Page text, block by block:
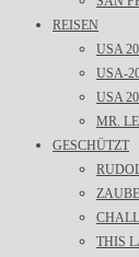
REISEN
USA
USA-
USA
MR.
GESCHÜTZT
THIS